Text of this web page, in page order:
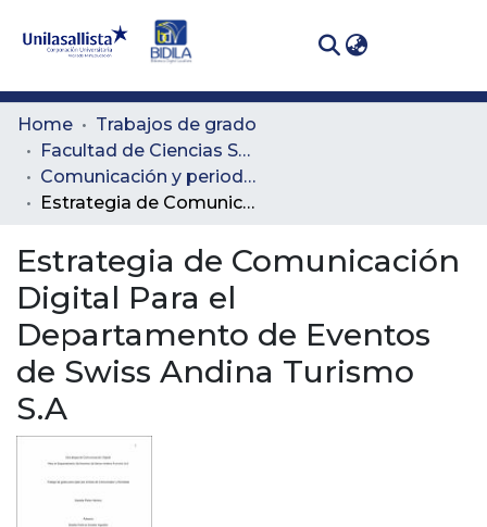
Communities
& Collections
All of DSpace
Statistics
Home
Trabajos de grado
Facultad de Ciencias Sociales y Educación
Comunicación y periodismo
Estrategia de Comunicación Digital Para el Departamento de Eventos de Swiss Andina Turismo S.A
Estrategia de Comunicación
Digital Para el
Departamento de Eventos
de Swiss Andina Turismo
S.A